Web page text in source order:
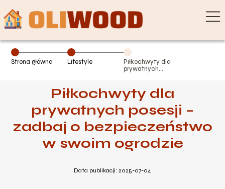
Strona główna Lifestyle
Piłkochwyty dla
prywatnych
bezpieczeństwo
w swoim
Piłkochwyty dla
prywatnych posesji –
zadbaj o bezpieczeństwo
w swoim ogrodzie
Data publikacji: 2025-07-04